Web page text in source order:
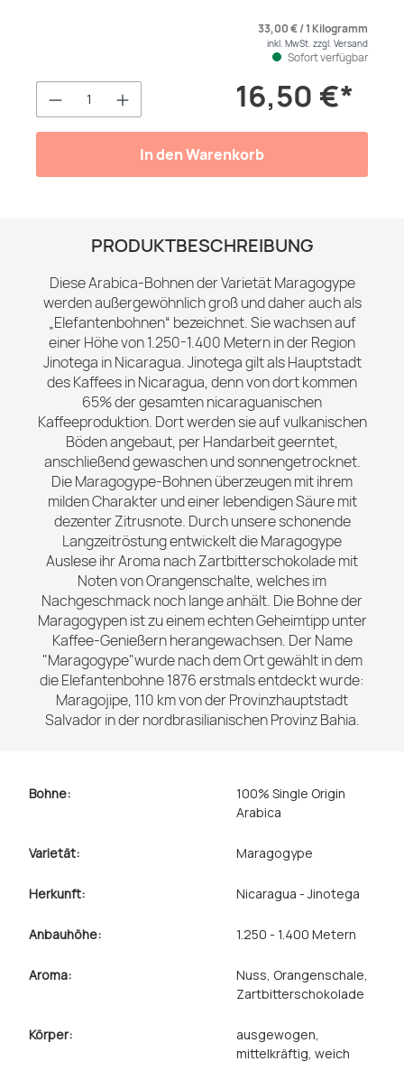
Produkt Anzahl: Gib den16,50 €*
33,00 € / 1 Kilogramm
inkl. MwSt. zzgl. Versand
Sofort verfügbar
In den Warenkorb
PRODUKTBESCHREIBUNG
Diese Arabica-Bohnen der Varietät Maragogype
werden außergewöhnlich groß und daher auch als
„Elefantenbohnen“ bezeichnet. Sie wachsen auf
einer Höhe von 1.250-1.400 Metern in der Region
Jinotega in Nicaragua. Jinotega gilt als Hauptstadt
des Kaffees in Nicaragua, denn von dort kommen
65% der gesamten nicaraguanischen
Kaffeeproduktion. Dort werden sie auf vulkanischen
Böden angebaut, per Handarbeit geerntet,
anschließend gewaschen und sonnengetrocknet.
Die Maragogype-Bohnen überzeugen mit ihrem
milden Charakter und einer lebendigen Säure mit
dezenter Zitrusnote. Durch unsere schonende
Langzeitröstung entwickelt die Maragogype
Auslese ihr Aroma nach Zartbitterschokolade mit
Noten von Orangenschalte, welches im
Nachgeschmack noch lange anhält. Die Bohne der
Maragogypen ist zu einem echten Geheimtipp unter
Kaffee-Genießern herangewachsen. Der Name
"Maragogype"wurde nach dem Ort gewählt in dem
die Elefantenbohne 1876 erstmals entdeckt wurde:
Maragojipe, 110 km von der Provinzhauptstadt
Salvador in der nordbrasilianischen Provinz Bahia.
Bohne:
100% Single Origin
Arabica
Varietät: Maragogype
Herkunft: Nicaragua - Jinotega
Anbauhöhe: 1.250 - 1.400 Metern
Aroma: Nuss, Orangenschale,
Zartbitterschokolade
Körper: ausgewogen,
mittelkräftig, weich